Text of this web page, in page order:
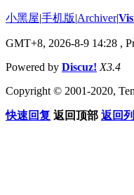
小黑屋|手机版|Archiver|
GMT+8, 2026-8-9 14:28 ,
Powered by Discuz! X3.4
Copyright © 2001-2020,
快速回复 返回顶部 返回